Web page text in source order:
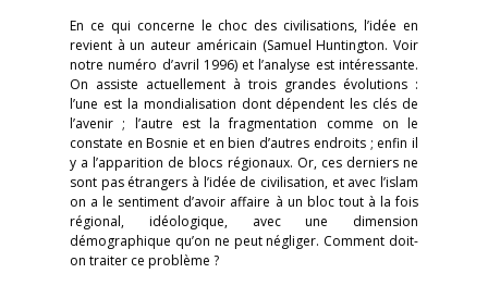
En ce qui concerne le choc des civilisations, l’idée en
revient à un auteur américain (Samuel Huntington. Voir
notre numéro d’avril 1996) et l’analyse est intéressante.
On assiste actuellement à trois grandes évolutions :
l’une est la mondialisation dont dépendent les clés de
l’avenir ; l’autre est la fragmentation comme on le
constate en Bosnie et en bien d’autres endroits ; enfin il
y a l’apparition de blocs régionaux. Or, ces derniers ne
sont pas étrangers à l’idée de civilisation, et avec l’islam
on a le sentiment d’avoir affaire à un bloc tout à la fois
régional, idéologique, avec une dimension
démographique qu’on ne peut négliger. Comment doit-
on traiter ce problème ?